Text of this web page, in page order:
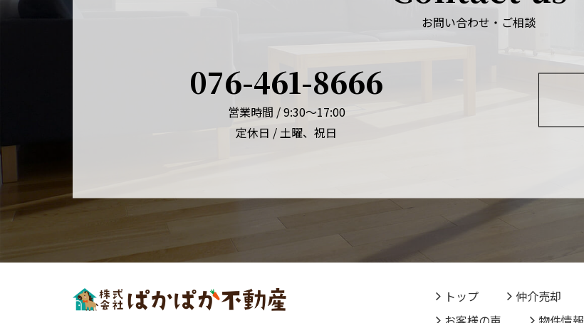
お問い合わせ・ご相談
076-461-8666
営業時間 / 9:30～17:00
定休日 / 土曜、祝日
トップ 仲介売却